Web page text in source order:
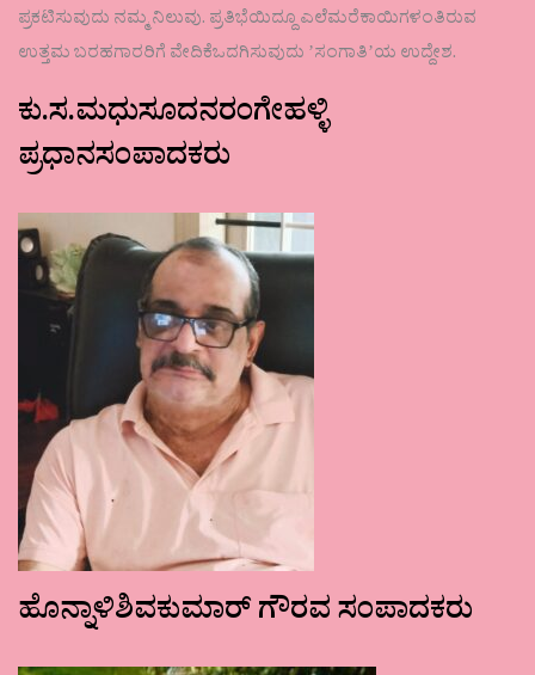
ಪ್ರಕಟಿಸುವುದು ನಮ್ಮ ನಿಲುವು. ಪ್ರತಿಭೆಯಿದ್ದೂ ಎಲೆಮರೆಕಾಯಿಗಳಂತಿರುವ
ಉತ್ತಮ ಬರಹಗಾರರಿಗೆ ವೇದಿಕೆಒದಗಿಸುವುದು ʼಸಂಗಾತಿʼಯ ಉದ್ದೇಶ.
ಕು.ಸ.ಮಧುಸೂದನರಂಗೇಹಳ್ಳಿ
ಪ್ರಧಾನಸಂಪಾದಕರು
ಹೊನ್ನಾಳಿಶಿವಕುಮಾರ್ ಗೌರವ ಸಂಪಾದಕರು